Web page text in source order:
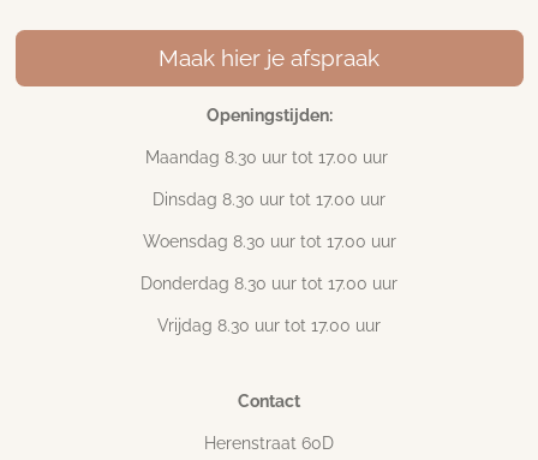
Maak hier je afspraak
Openingstijden:
Maandag 8.30 uur tot 17.00 uur
Dinsdag 8.30 uur tot 17.00 uur
Woensdag 8.30 uur tot 17.00 uur
Donderdag 8.30 uur tot 17.00 uur
Vrijdag 8.30 uur tot 17.00 uur
Contact
Herenstraat 60D